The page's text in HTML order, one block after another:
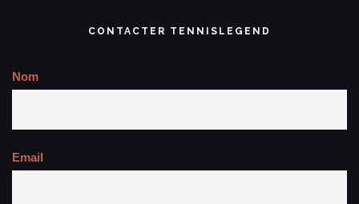
CONTACTER TENNISLEGEND
Nom
Email